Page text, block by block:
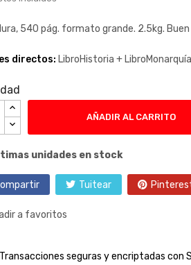
540 pág. formato grande. 2.5kg.
directos: LibroHistoria +
AÑADIR AL CARRITO
unidades en stock
Tuitear
a favoritos
Transacciones seguras y encriptadas con